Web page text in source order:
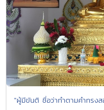
"ผู้มีขันติ ชื่อว่าทำตามคำทรงส